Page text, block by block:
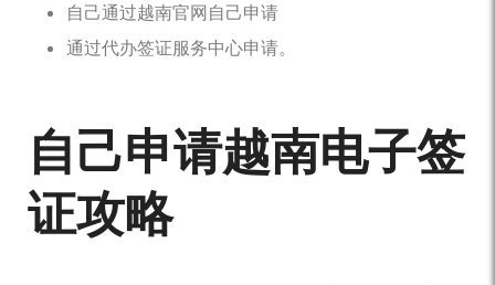
自己通过越南官网自己申请
通过代办签证服务中心申请。
自己申请越南电子签
证攻略